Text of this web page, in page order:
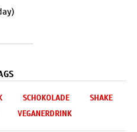
SCHOKOLADE
SHAKE
VEGANERDRINK